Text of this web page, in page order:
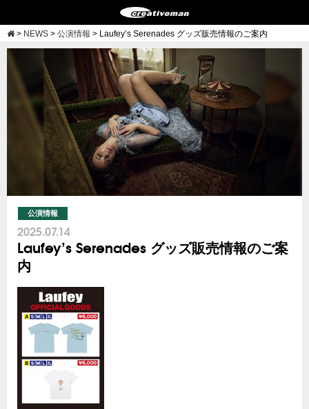
> NEWS > 公演情報 > Laufey’s Serenades グッズ販売情報のご案内
公演情報
2025.07.14
Laufey’s Serenades グッズ販売情報のご案
内